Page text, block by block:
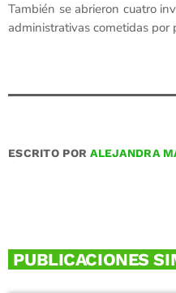
También se abrieron cuatro
administrativas cometidas por
ESCRITO PORALEJANDRA
PUBLICACIONES